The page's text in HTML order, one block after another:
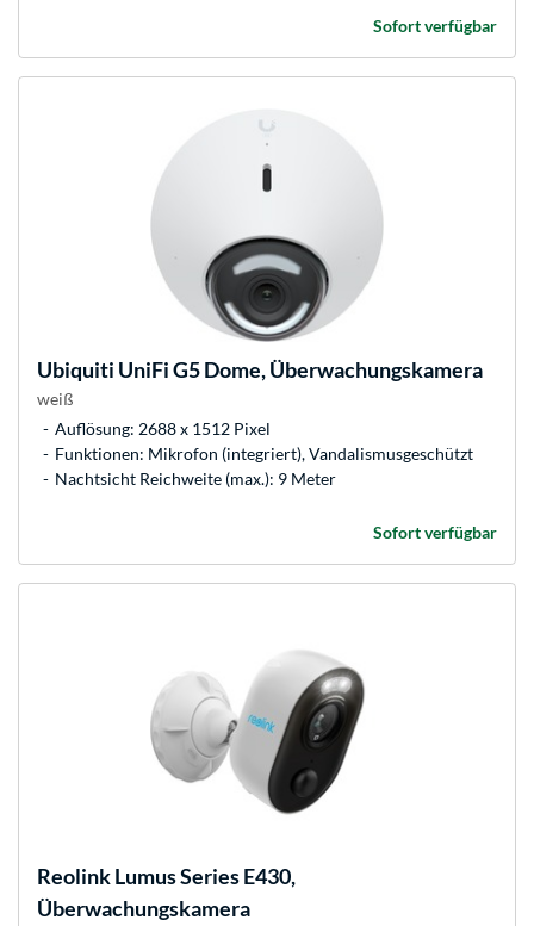
Sofort verfügbar
Ubiquiti UniFi G5 Dome, Überwachungskamera
weiß
Auflösung: 2688 x 1512 Pixel
Funktionen: Mikrofon (integriert), Vandalismusgeschützt
Nachtsicht Reichweite (max.): 9 Meter
Sofort verfügbar
ReolinkLumus Series E430,
Überwachungskamera